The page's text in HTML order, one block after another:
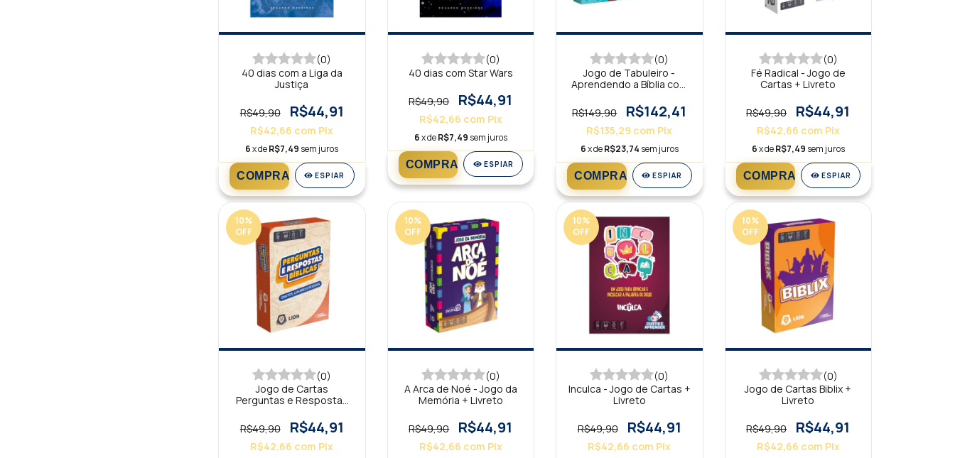
(0)
40 dias com a Liga da
Justiça
R$49,90 R$44,91
R$42,66 com Pix
6x deR$7,49 sem juros
ESPIAR
(0)
40 dias com Star Wars
R$49,90 R$44,91
R$42,66 com Pix
6x deR$7,49 sem juros
ESPIAR
(0)
Jogo de Tabuleiro -
Aprendendo a Bíblia com
R$149,90
R$142,41
R$135,29 com Pix
6x deR$23,74 sem juros
ESPIAR
(0)
Fé Radical - Jogo de
Cartas + Livreto
R$49,90 R$44,91
R$42,66 com Pix
6x deR$7,49 sem juros
ESPIAR
10%
OFF
(0)
Jogo de Cartas
Perguntas e Respostas
R$49,90
R$44,91
R$42,66 com Pix
10%
OFF
(0)
A Arca de Noé - Jogo da
Memória + Livreto
R$49,90 R$44,91
R$42,66 com Pix
10%
OFF
(0)
Inculca - Jogo de Cartas +
Livreto
R$49,90 R$44,91
R$42,66 com Pix
10%
OFF
(0)
Jogo de Cartas Biblix +
Livreto
R$49,90 R$44,91
R$42,66 com Pix